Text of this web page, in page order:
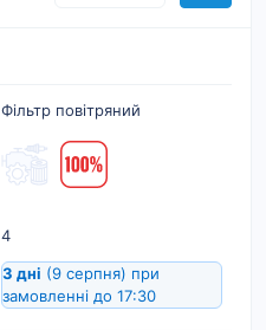
Фільтр повітряний
4
3 дні (9 серпня) при
замовленні до 17:30